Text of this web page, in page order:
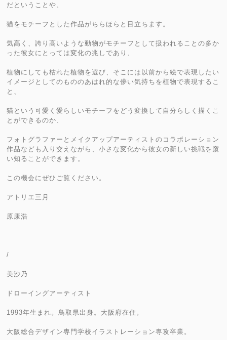
だということや、
猫をモチーフとした作品がちらほらと目立ちます。
気高く、誇り高いような動物がモチーフとして扱われることの多か
った彼女にとっては変化の兆しであり、
植物にしても枯れた植物を選び、そこには以前から絵で表現したい
イメージとしてのもののあはれ的な儚い気持ちを植物で表現するこ
と、
猫という可愛く愛らしいモチーフをどう変換して自分らしく描くこ
とができるのか、
フォトグラファーとメイクアップアーティストのコラボレーション
作品なども入り交えながら、小さな変化から彼女の新しい挑戦を窺
い知ることができます。
この機会にぜひご覧ください。
アトリエ三月
原康浩
/
美沙乃
ドローイングアーティスト
1993年生まれ。鳥取県出身。大阪府在住。
大阪総合デザイン専門学校イラストレーション専攻卒業。